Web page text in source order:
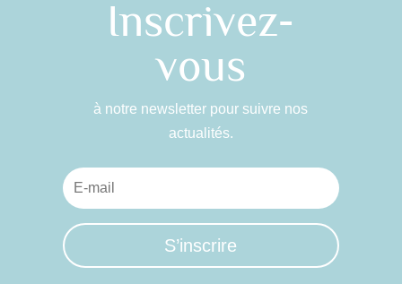
Inscrivez-
vous
à notre newsletter pour suivre nos
actualités.
S’inscrire